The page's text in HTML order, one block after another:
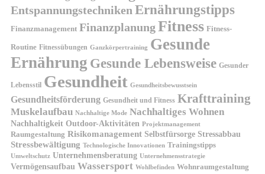
EntspannungstechnikenErnährungstipps
Finanzmanagement FinanzplanungFitness Fitness-
Routine Fitnessübungen Ganzkörpertraining Gesunde
Ernährung Gesunde Lebensweise Gesunder
Lebensstil Gesundheit Gesundheitsbewusstsein
Gesundheitsförderung Gesundheit und Fitness Krafttraining
Muskelaufbau Nachhaltige Mode Nachhaltiges Wohnen
Nachhaltigkeit Outdoor-Aktivitäten Projektmanagement
Raumgestaltung Risikomanagement Selbstfürsorge Stressabbau
Stressbewältigung Technologische Innovationen Trainingstipps
Umweltschutz Unternehmensberatung Unternehmensstrategie
Vermögensaufbau Wassersport Wohlbefinden Wohnraumgestaltung